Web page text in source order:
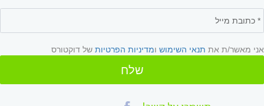
אני מאשר/ת את תנאי השימוש ומדיניות הפרטיות של דוקטורס
שלח